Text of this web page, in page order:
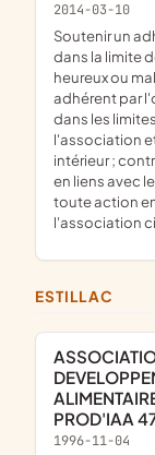
2014-03-10
soutenir un adhérent, par les moyens qui s'imposent et
dans la limite
heureux ou
adhérent par
dans les
l'association
intérieur ;
en liens avec
toute action
l'association
ESTILLAC
ASSOCIATION POUR LA PROMOTION ET LE
PROD'IAA
1996-11-04